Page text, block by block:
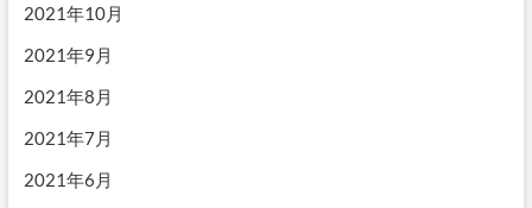
2021年10月
2021年9月
2021年8月
2021年7月
2021年6月